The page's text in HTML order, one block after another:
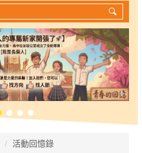
活動回憶錄